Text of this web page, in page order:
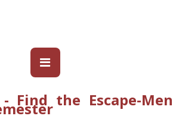
Find the Escape-Men